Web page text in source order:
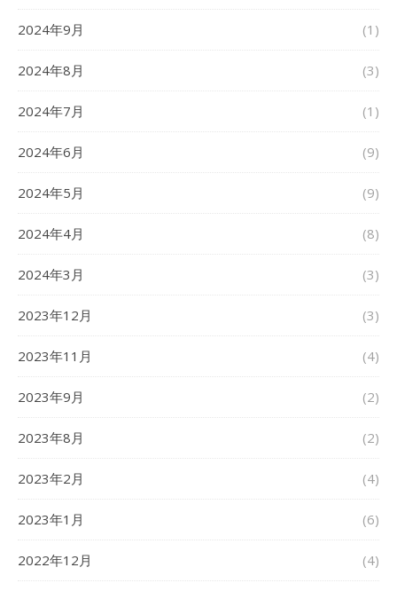
2024年9月 (1)
2024年8月 (3)
2024年7月 (1)
2024年6月 (9)
2024年5月 (9)
2024年4月 (8)
2024年3月 (3)
2023年12月 (3)
2023年11月 (4)
2023年9月 (2)
2023年8月 (2)
2023年2月 (4)
2023年1月 (6)
2022年12月 (4)